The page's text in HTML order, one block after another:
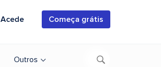
Acede Começa grátis
Outros